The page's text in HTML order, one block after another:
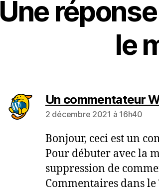
Une
le
Un commentateur
2 décembre 2021 à 16h40
Bonjour, ceci est un
Pour débuter avec la
suppression de
Commentaires dans